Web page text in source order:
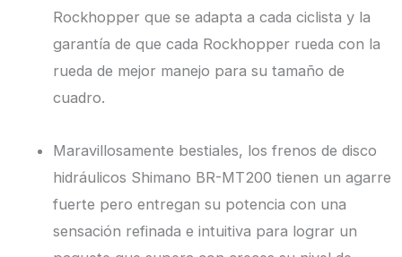
Rockhopper que se adapta a cada ciclista y la
garantía de que cada Rockhopper rueda con la
rueda de mejor manejo para su tamaño de
cuadro.
Maravillosamente bestiales, los frenos de disco
hidráulicos Shimano BR-MT200 tienen un agarre
fuerte pero entregan su potencia con una
sensación refinada e intuitiva para lograr un